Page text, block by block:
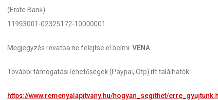
(Erste Bank)
11993001-02325172-10000001
Megjegyzés rovatba ne felejtse el beírni: VÉNA
További támogatási lehetőségek (Paypal, Otp) itt találhatók:
https://www.remenyalapitvany.hu/hogyan_segithet/